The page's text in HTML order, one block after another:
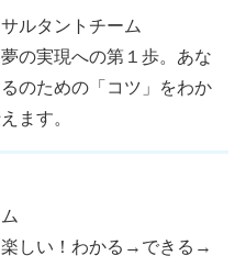
ルタントチーム
の実現への第１歩。あな
のための「コツ」をわか
ます。
しい！わかる→できる→